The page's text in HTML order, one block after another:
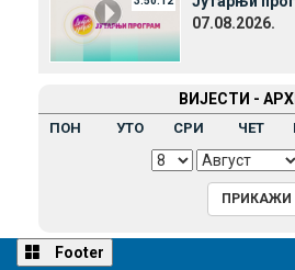
07.08.2026.
ВИЈЕСТИ -
ПОН УТО СРИ ЧЕТ
Footer